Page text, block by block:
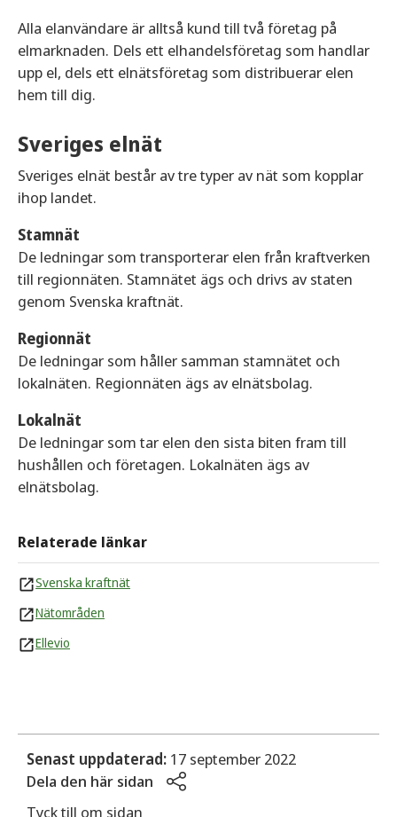
Alla elanvändare är alltså kund till två företag på
elmarknaden. Dels ett elhandelsföretag som handlar
upp el, dels ett elnätsföretag som distribuerar elen
hem till dig.
Sveriges elnät
Sveriges elnät består av tre typer av nät som kopplar
ihop landet.
Stamnät
De ledningar som transporterar elen från kraftverken
till regionnäten. Stamnätet ägs och drivs av staten
genom Svenska kraftnät.
Regionnät
De ledningar som håller samman stamnätet och
lokalnäten. Regionnäten ägs av elnätsbolag.
Lokalnät
De ledningar som tar elen den sista biten fram till
hushållen och företagen. Lokalnäten ägs av
elnätsbolag.
Relaterade länkar
Svenska kraftnät
Nätområden
Ellevio
Senast uppdaterad: 17 september 2022
Dela den här sidan
Tyck till om sidan